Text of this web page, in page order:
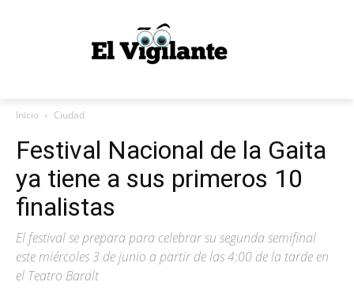
Inicio Ciudad
Festival Nacional de la Gaita
ya tiene a sus primeros 10
finalistas
El festival se prepara para celebrar su segunda semifinal
este miércoles 3 de junio a partir de las 4:00 de la tarde en
el Teatro Baralt